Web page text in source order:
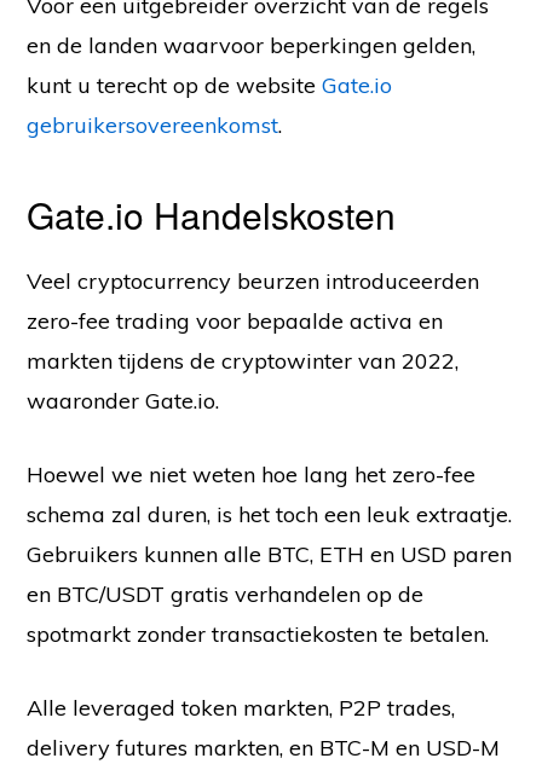
Voor een uitgebreider overzicht van de regels
en de landen waarvoor beperkingen gelden,
kunt u terecht op de websiteGate.io
gebruikersovereenkomst.
Gate.io Handelskosten
Veel cryptocurrency beurzen introduceerden
zero-fee trading voor bepaalde activa en
markten tijdens de cryptowinter van 2022,
waaronder Gate.io.
Hoewel we niet weten hoe lang het zero-fee
schema zal duren, is het toch een leuk extraatje.
Gebruikers kunnen alle BTC, ETH en USD paren
en BTC/USDT gratis verhandelen op de
spotmarkt zonder transactiekosten te betalen.
Alle leveraged token markten, P2P trades,
delivery futures markten, en BTC-M en USD-M